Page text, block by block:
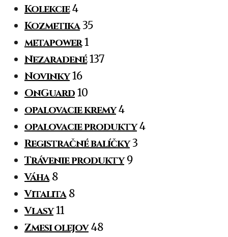
Kolekcie 4
Kozmetika 35
metapower 1
Nezaradené 137
Novinky 16
OnGuard 10
opalovacie kremy 4
opalovacie produkty 4
Registračné balíčky 3
Trávenie produkty 9
Váha 8
Vitalita 8
Vlasy 11
Zmesi olejov 48